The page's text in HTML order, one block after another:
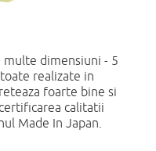
multe dimensiuni - 5
realizate in
foarte bine si
calitatii
Made In Japan.